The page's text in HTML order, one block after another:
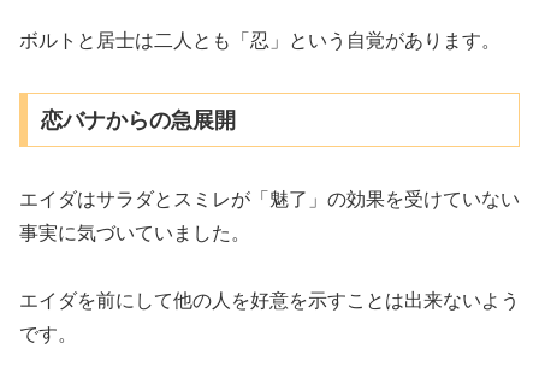
ボルトと居士は二人とも「忍」という自覚があります。
恋バナからの急展開
エイダはサラダとスミレが「魅了」の効果を受けていない
事実に気づいていました。
エイダを前にして他の人を好意を示すことは出来ないよう
です。